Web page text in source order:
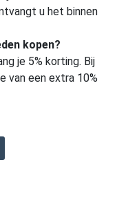
u het binnen
kopen?
je 5% korting. Bij
van een extra 10%